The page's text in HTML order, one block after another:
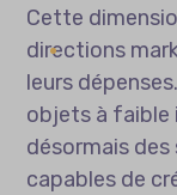
Cette
directions
leurs
objets à faible
désormais
capables de